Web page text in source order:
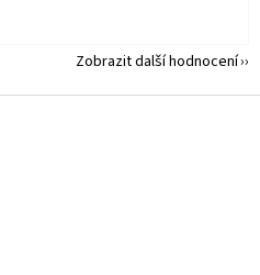
Zobrazit další hodnocení